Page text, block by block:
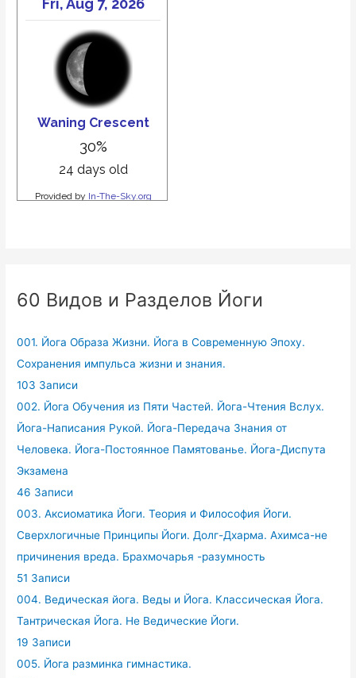
60 Видов и Разделов Йоги
001. Йога Образа Жизни. Йога в Современную Эпоху.
Сохранения импульса жизни и знания.
103 Записи
002. Йога Обучения из Пяти Частей. Йога-Чтения Вслух.
Йога-Написания Рукой. Йога-Передача Знания от
Человека. Йога-Постоянное Памятованье. Йога-Диспута
Экзамена
46 Записи
003. Аксиоматика Йоги. Теория и Философия Йоги.
Сверхлогичные Принципы Йоги. Долг-Дхарма. Ахимса-не
причинения вреда. Брахмочарья -разумность
51 Записи
004. Ведическая йога. Веды и Йога. Классическая Йога.
Тантрическая Йога. Не Ведические Йоги.
19 Записи
005. Йога разминка гимнастика.